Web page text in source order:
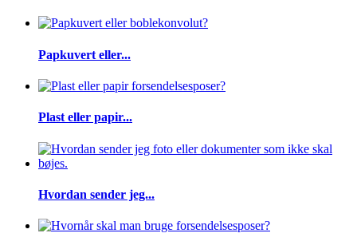
Papkuvert eller...
Plast eller papir...
Hvordan sender jeg...